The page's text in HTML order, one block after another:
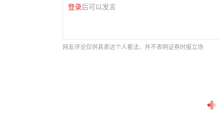
登录后可以发言
网友评论仅供其表达个人看法，并不表明证券时报立场